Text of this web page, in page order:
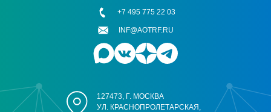
127473, Г. МОСКВА
УЛ. КРАСНОПРОЛЕТАРСКАЯ,
+7 495 775 22 03
INF@AOTRF.RU